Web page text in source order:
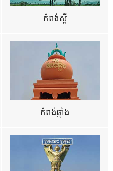
កំពង់ស្ពឺ
កំពង់ឆ្នាំង